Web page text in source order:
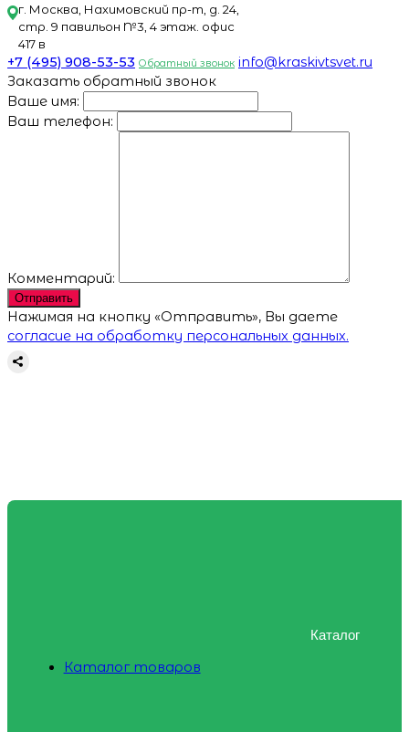
г. Москва, Нахимовский пр-т, д. 24,
стр. 9 павильон №3, 4 этаж. офис
417 в
+7 (495) 908-53-53 Обратный звонок info@kraskivtsvet.ru
Заказать обратный звонок
Ваше имя:
Ваш телефон:
Комментарий:
Отправить
Нажимая на кнопку «Отправить», Вы даете
согласие на обработку персональных данных.
Каталог
Каталог товаров